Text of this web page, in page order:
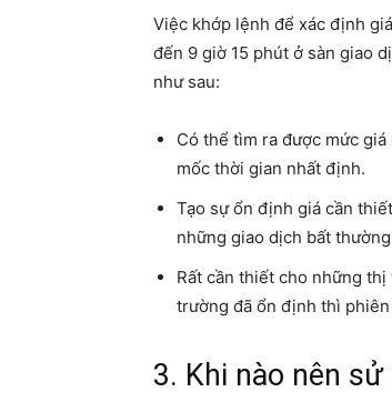
Việc khớp lệnh để xác định
đến 9 giờ 15 phút ở sàn giao
như sau:
Có thể tìm ra được mức
mốc thời gian nhất định.
Tạo sự ổn định giá cần
những giao dịch bất
Rất cần thiết cho những
trường đã ổn định thì
3. Khi nào nên